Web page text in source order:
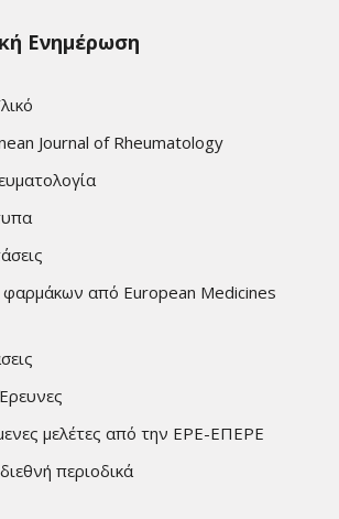
Ενημέρωση
Journal of Rheumatology
φαρμάκων από European Medicines
μελέτες από την ΕΡΕ-ΕΠΕΡΕ
περιοδικά